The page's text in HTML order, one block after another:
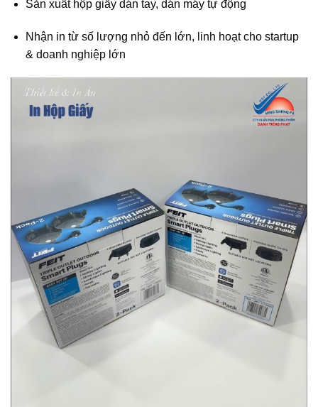
Sản xuất hộp giấy dán tay, dán máy tự động
Nhận in từ số lượng nhỏ đến lớn, linh hoạt cho startup
& doanh nghiệp lớn